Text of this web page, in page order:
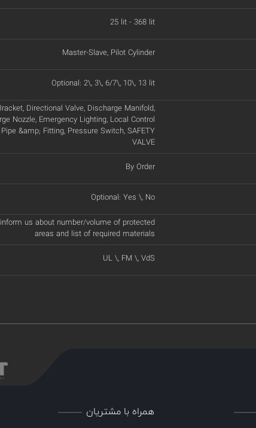
25 lit - 368 lit
Master-Slave, Pilot Cylinder
Optional: 2\, 3\, 6/7\, 10\, 13 lit
Directional Valve, Discharge Manifold,
Nozzle, Emergency Lighting, Local Control
&amp; Fitting, Pressure Switch, SAFETY
VALVE
By Order
Optional: Yes \, No
us about number/volume of protected
areas and list of required materials
UL \, FM \, VdS
همراه با مشتریان